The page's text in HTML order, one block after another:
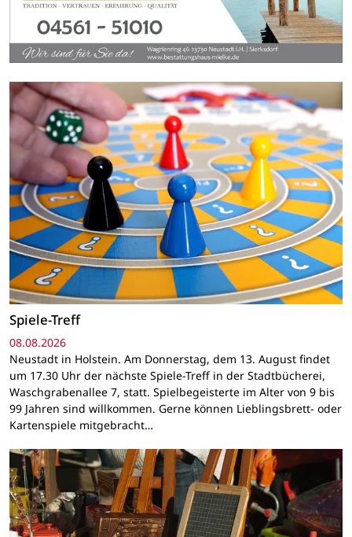
Spiele-Treff
08.08.2026
Neustadt in Holstein. Am Donnerstag, dem 13. August findet
um 17.30 Uhr der nächste Spiele-Treff in der Stadtbücherei,
Waschgrabenallee 7, statt. Spielbegeisterte im Alter von 9 bis
99 Jahren sind willkommen. Gerne können Lieblingsbrett- oder
Kartenspiele mitgebracht…